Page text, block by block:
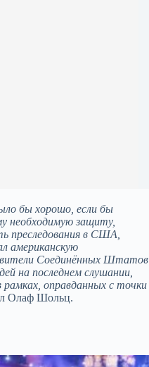
бы хорошо, если бы
необходимую защиту,
преследования в США,
американскую
Соединённых Штатов
на последнем слушании,
оправданных с точки
Олаф Шольц.